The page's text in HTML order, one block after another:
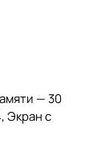
— 30
Экран с